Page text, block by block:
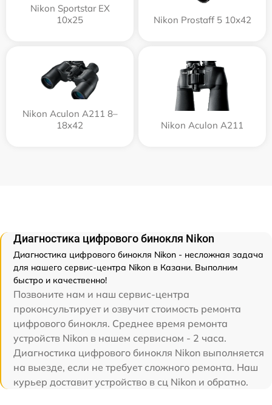
Nikon Sportstar EX
10x25
Nikon Prostaff 5 10x42
Nikon Aculon A211 8–
18x42
Nikon Aculon A211
Диагностика цифрового бинокля Nikon
Диагностика цифрового бинокля Nikon - несложная задача
для нашего сервис-центра Nikon в Казани. Выполним
быстро и качественно!
Позвоните нам и наш сервис-центра
проконсультирует и озвучит стоимость ремонта
цифрового бинокля. Среднее время ремонта
устройств Nikon в нашем сервисном - 2 часа.
Диагностика цифрового бинокля Nikon выполняется
на выезде, если не требует сложного ремонта. Наш
курьер доставит устройство в сц Nikon и обратно.